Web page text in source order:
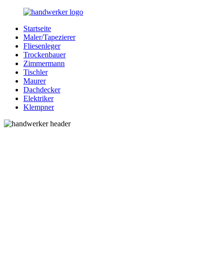
Zurück
Inhalt
Bessere-
Handwerker.de
Handwerker
Ihrer
Nähe
Startseite
Maler/Tapezierer
Fliesenleger
Trockenbauer
Zimmermann
Tischler
Maurer
Dachdecker
Elektriker
Klempner